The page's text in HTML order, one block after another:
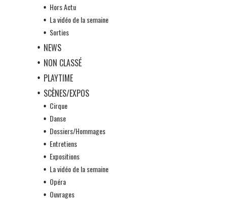
Hors Actu
La vidéo de la semaine
Sorties
NEWS
NON CLASSÉ
PLAYTIME
SCÈNES/EXPOS
Cirque
Danse
Dossiers/Hommages
Entretiens
Expositions
La vidéo de la semaine
Opéra
Ouvrages